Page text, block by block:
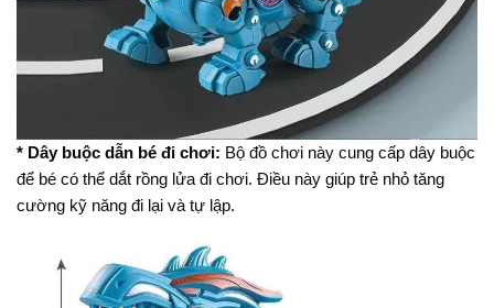
* Dây buộc dẫn bé đi chơi: Bộ đồ chơi này cung cấp dây buộc
để bé có thể dắt rồng lửa đi chơi. Điều này giúp trẻ nhỏ tăng
cường kỹ năng đi lại và tự lập.